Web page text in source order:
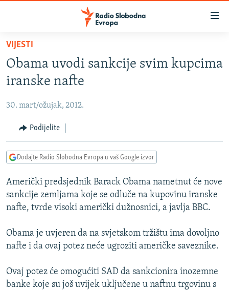
Pređite
glavni
sadržaj
na
navigaciju
Pređite
na
VIJESTI
BOSNA I HERCEGOVINA
KOSOVO
CRNA GORA
VIDEO
FOTOGALERIJE
INFOGRAFIKE
PODCASTI
RAT U UKRAJINI
KINA NA BALKANU
ISPRIČAJ MI
SPECIJALI RSE
VIJESTI
Obama uvodi sankcije svim kupcima
iranske nafte
30. mart/ožujak, 2012.
Podijelite
Dodajte Radio Slobodna Evropa u vaš Google izvor
Američki predsjednik Barack Obama nametnut će nove
sankcije zemljama koje se odluče na kupovinu iranske
nafte, tvrde visoki američki dužnosnici, a javlja BBC.
Obama je uvjeren da na svjetskom tržištu ima dovoljno
nafte i da ovaj potez neće ugroziti američke saveznike.
Ovaj potez će omogućiti SAD da sankcionira inozemne
banke koje su još uvijek uključene u naftnu trgovinu s